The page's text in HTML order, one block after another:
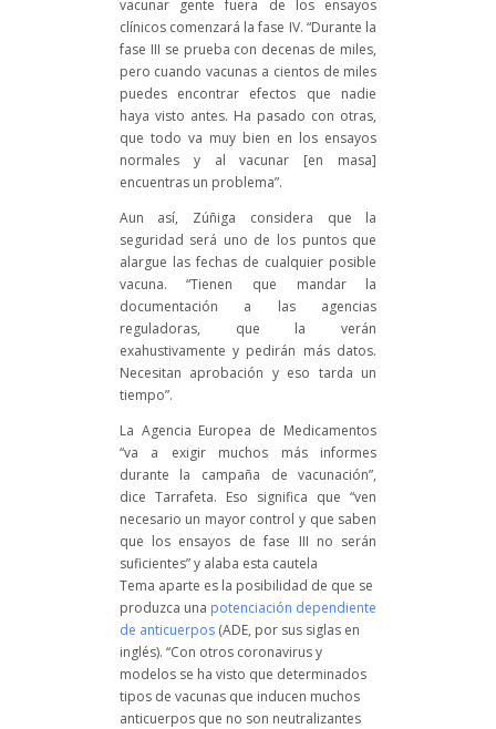
vacunar gente fuera de los ensayos
clínicos comenzará la fase IV. “Durante la
fase III se prueba con decenas de miles,
pero cuando vacunas a cientos de miles
puedes encontrar efectos que nadie
haya visto antes. Ha pasado con otras,
que todo va muy bien en los ensayos
normales y al vacunar [en masa]
encuentras un problema”.
Aun así, Zúñiga considera que la
seguridad será uno de los puntos que
alargue las fechas de cualquier posible
vacuna. “Tienen que mandar la
documentación a las agencias
reguladoras, que la verán
exahustivamente y pedirán más datos.
Necesitan aprobación y eso tarda un
tiempo”.
La Agencia Europea de Medicamentos
“va a exigir muchos más informes
durante la campaña de vacunación”,
dice Tarrafeta. Eso significa que “ven
necesario un mayor control y que saben
que los ensayos de fase III no serán
suficientes” y alaba esta cautela
Tema aparte es la posibilidad de que se
produzca una potenciación dependiente
de anticuerpos(ADE, por sus siglas en
inglés). “Con otros coronavirus y
modelos se ha visto que determinados
tipos de vacunas que inducen muchos
anticuerpos que no son neutralizantes